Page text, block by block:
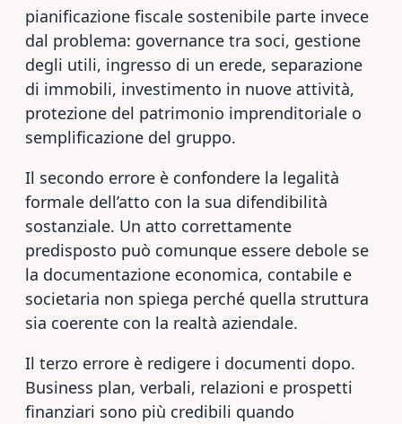
pianificazione fiscale sostenibile parte invece
dal problema: governance tra soci, gestione
degli utili, ingresso di un erede, separazione
di immobili, investimento in nuove attività,
protezione del patrimonio imprenditoriale o
semplificazione del gruppo.
Il secondo errore è confondere la legalità
formale dell’atto con la sua difendibilità
sostanziale. Un atto correttamente
predisposto può comunque essere debole se
la documentazione economica, contabile e
societaria non spiega perché quella struttura
sia coerente con la realtà aziendale.
Il terzo errore è redigere i documenti dopo.
Business plan, verbali, relazioni e prospetti
finanziari sono più credibili quando